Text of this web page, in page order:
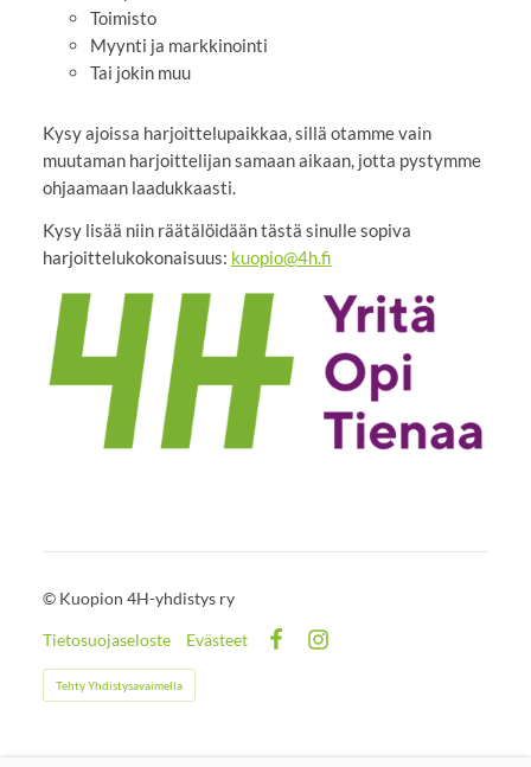
Toimisto
Myynti ja markkinointi
Tai jokin muu
Kysy ajoissa harjoittelupaikkaa, sillä otamme vain
muutaman harjoittelijan samaan aikaan, jotta pystymme
ohjaamaan laadukkaasti.
Kysy lisää niin räätälöidään tästä sinulle sopiva
harjoittelukokonaisuus: kuopio@4h.fi
© Kuopion 4H-yhdistys ry
Tietosuojaseloste
Evästeet
Tehty Yhdistysavaimella